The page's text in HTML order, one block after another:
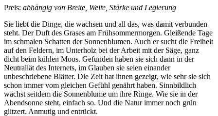
Preis: abhängig von Breite, Weite, Stärke und Legierung
Sie liebt die Dinge, die wachsen und all das, was damit verbunden
steht. Der Duft des Grases am Frühsommermorgen. Gleißende Tage
im schmalen Schatten der Sonnenblumen. Auch er sucht die Freiheit
auf den Feldern, im Unterholz bei der Arbeit mit der Säge, ganz
dicht beim kühlen Moos. Gefunden haben sie sich dann in der
Neutraliät des Internets, im Glauben sie seien einander
unbeschriebene Blätter. Die Zeit hat ihnen gezeigt, wie sehr sie sich
schon immer vom gleichen Gefühl genährt haben. Sinnbildlich
wächst seitdem die Sonnenblume um ihre Ringe. Wie sie in der
Abendsonne steht, einfach so. Und die Natur immer noch grün
glitzert. Anmutig und entrückt.